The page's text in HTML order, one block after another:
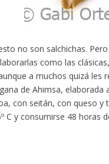
no son salchichas.
como las
a muchos quizá les
de Ahimsa,
con seitán, con queso
C y consumirse 48 horas